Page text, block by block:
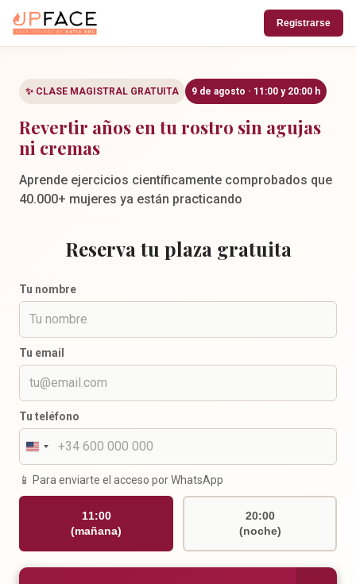
Registrarse
✨ CLASE MAGISTRAL GRATUITA 9 de agosto · 11:00 y 20:00 h
Revertir años en tu rostro sin agujas
ni cremas
Aprende ejercicios científicamente comprobados que
40.000+ mujeres ya están practicando
Reserva tu plaza gratuita
Tu nombre
Tu email
Tu teléfono
📱 Para enviarte el acceso por WhatsApp
11:00
(mañana)
20:00
(noche)